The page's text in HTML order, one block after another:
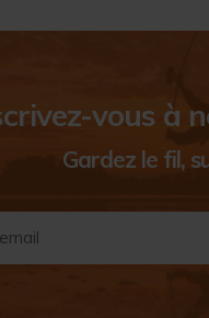
vous à
Gardez le fil,